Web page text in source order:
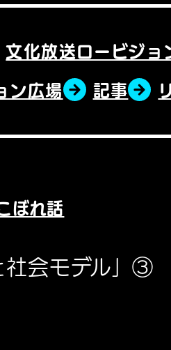
文化放送ロービジョ
ン広場 記事
ぼれ話
社会モデル」③